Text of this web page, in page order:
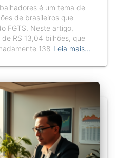
é um tema de
de brasileiros que
FGTS. Neste artigo,
R$ 13,04 bilhões, que
138 Leia mais…